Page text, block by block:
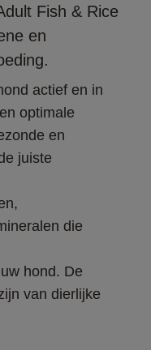
Fish & Rice
en
actief en in
optimale
juiste
die
van dierlijke